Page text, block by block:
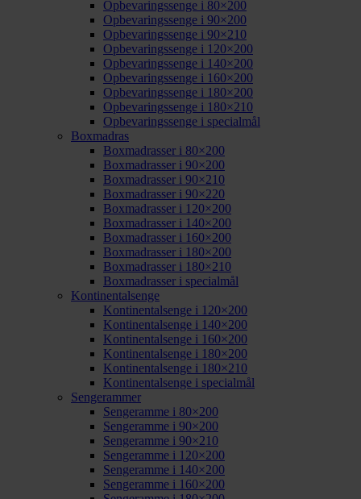
Opbevaringssenge i 80×200
Opbevaringssenge i 90×200
Opbevaringssenge i 90×210
Opbevaringssenge i 120×200
Opbevaringssenge i 140×200
Opbevaringssenge i 160×200
Opbevaringssenge i 180×200
Opbevaringssenge i 180×210
Opbevaringssenge i specialmål
Boxmadras
Boxmadrasser i 80×200
Boxmadrasser i 90×200
Boxmadrasser i 90×210
Boxmadrasser i 90×220
Boxmadrasser i 120×200
Boxmadrasser i 140×200
Boxmadrasser i 160×200
Boxmadrasser i 180×200
Boxmadrasser i 180×210
Boxmadrasser i specialmål
Kontinentalsenge
Kontinentalsenge i 120×200
Kontinentalsenge i 140×200
Kontinentalsenge i 160×200
Kontinentalsenge i 180×200
Kontinentalsenge i 180×210
Kontinentalsenge i specialmål
Sengerammer
Sengeramme i 80×200
Sengeramme i 90×200
Sengeramme i 90×210
Sengeramme i 120×200
Sengeramme i 140×200
Sengeramme i 160×200